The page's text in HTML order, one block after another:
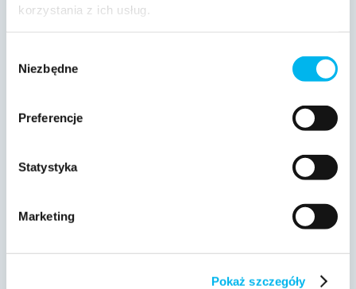
korzystania z ich usług.
zgody
Niezbędne
Preferencje
Statystyka
Marketing
Pokaż szczegóły